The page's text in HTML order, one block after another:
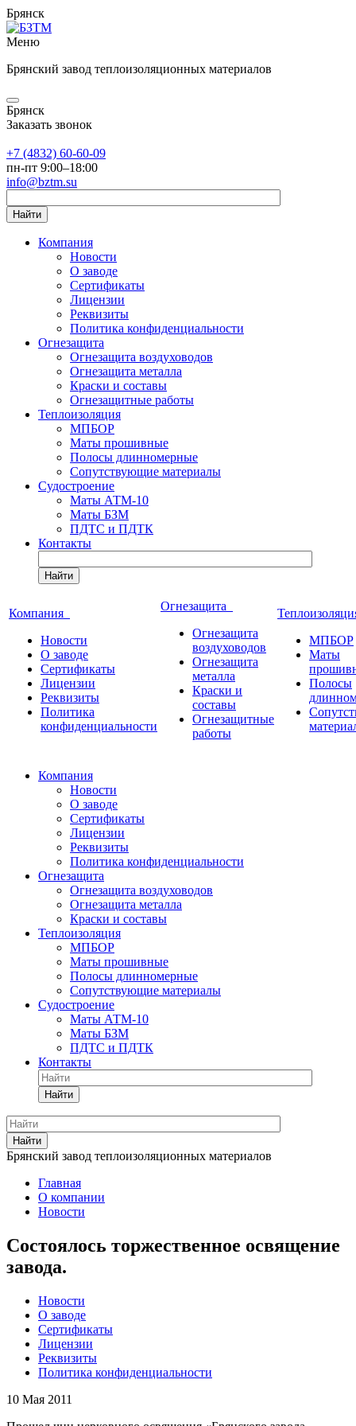
Брянск
Меню
Брянский завод теплоизоляционных материалов
Брянск
Заказать звонок
+7 (4832) 60-60-09
пн-пт 9:00–18:00
info@bztm.su
Найти
Компания
Новости
О заводе
Сертификаты
Лицензии
Реквизиты
Политика конфиденциальности
Огнезащита
Огнезащита воздуховодов
Огнезащита металла
Краски и составы
Огнезащитные работы
Теплоизоляция
МПБОР
Маты прошивные
Полосы длинномерные
Сопутствующие материалы
Судостроение
Маты АТМ-10
Маты БЗМ
ПДТС и ПДТК
Контакты
Найти
Компания
Новости
О заводе
Сертификаты
Лицензии
Реквизиты
Политика
конфиденциальности
Огнезащита
Огнезащита
воздуховодов
Огнезащита
металла
Краски и
составы
Огнезащитные
работы
МПБОР
Маты
Полосы
Компания
Новости
О заводе
Сертификаты
Лицензии
Реквизиты
Политика конфиденциальности
Огнезащита
Огнезащита воздуховодов
Огнезащита металла
Краски и составы
Теплоизоляция
МПБОР
Маты прошивные
Полосы длинномерные
Сопутствующие материалы
Судостроение
Маты АТМ-10
Маты БЗМ
ПДТС и ПДТК
Контакты
Найти
Найти
Брянский завод теплоизоляционных материалов
Главная
О компании
Новости
Состоялось торжественное освящение
завода.
Новости
О заводе
Сертификаты
Лицензии
Реквизиты
Политика конфиденциальности
10 Мая 2011